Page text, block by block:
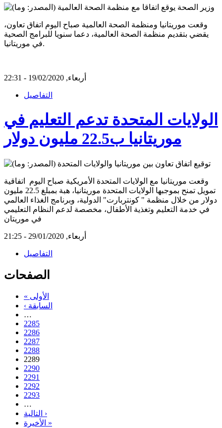
وقعت موريتانيا ومنظمة الصحة العالمية صباح اليوم اتفاق تعاون،
يقضي بتقديم منظمة الصحة العالمية، دعما سنويا للبرامج الصحية
في موريتانيا.
أربعاء, 19/02/2020 - 22:31
التفاصيل
الولايات المتحدة تدعم التعليم في
موريتانيا ب22.5 مليون دولار
وقعت موريتانيا مع الولايات المتحدة الأمريكية صباح اليوم اتفاقية
تمويل تمنح بموجبها الولايات المتحدة موريتانيا، هبة بمبلغ 22.5 مليون
دولار من خلال منظمة " كونتربارت" الدولية، وبرنامج الغذاء العالمي
في خدمة التعليم وتغذية الأطفال، مخصصة لدعم النظام التعليمي
في موريتان
أربعاء, 29/01/2020 - 21:25
التفاصيل
الصفحات
« الأولى
‹ السابقة
…
2285
2286
2287
2288
2289
2290
2291
2292
2293
…
التالية ›
الأخيرة »